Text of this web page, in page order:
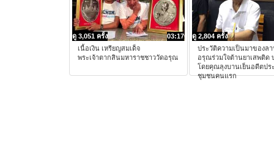
03:17
ดู 3,051 ครั้ง
เนื้อเงิน เหรียญสมเด็จ
พระเจ้าตากสินมหาราชชาววัดอรุณ
ดู 2,804 ครั้ง
ประวัติความเป็นมาของล
อรุณร่วมใจต้านยาเสพติด
โดยคุณลุงบานเย็นอดีตปร
ชุมชนคนแรก